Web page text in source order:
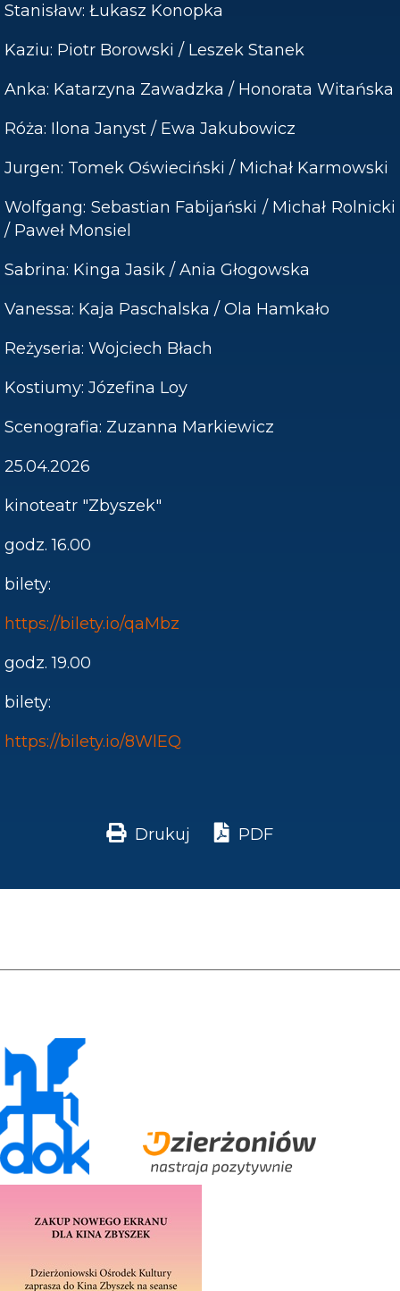
Stanisław: Łukasz Konopka
Kaziu: Piotr Borowski / Leszek Stanek
Anka: Katarzyna Zawadzka / Honorata Witańska
Róża: Ilona Janyst / Ewa Jakubowicz
Jurgen: Tomek Oświeciński / Michał Karmowski
Wolfgang: Sebastian Fabijański / Michał Rolnicki
/ Paweł Monsiel
Sabrina: Kinga Jasik / Ania Głogowska
Vanessa: Kaja Paschalska / Ola Hamkało
Reżyseria: Wojciech Błach
Kostiumy: Józefina Loy
Scenografia: Zuzanna Markiewicz
25.04.2026
kinoteatr "Zbyszek"
godz. 16.00
bilety:
https://bilety.io/qaMbz
godz. 19.00
bilety:
https://bilety.io/8WlEQ
Drukuj PDF